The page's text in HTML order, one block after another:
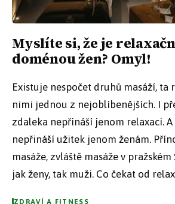
Myslíte si, že je
doménou žen? Omyl!
Existuje nespočet druhů masáží, ta
nimi jednou z nejoblíbenějších. I
zdaleka nepřináší jenom relaxaci.
nepřináší užitek jenom ženám.
masáže, zvláště masáže v
jak ženy, tak muži. Co čekat od
ZDRAVÍ A FITNESS